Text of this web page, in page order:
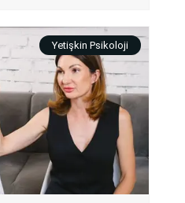
Yetişkin Psikoloji